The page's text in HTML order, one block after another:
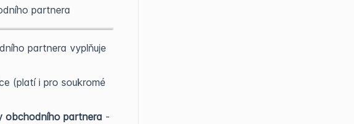
partnera
partnera vyplňuje
(platí i pro soukromé
obchodního partnera -